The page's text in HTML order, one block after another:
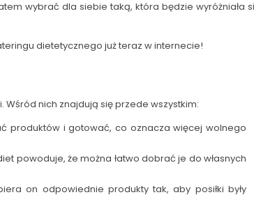
wybrać dla siebie taką, która będzie wyróżniała
dietetycznego już teraz w internecie!
nich znajdują się przede wszystkim:
produktów i gotować, co oznacza więcej wolnego
powoduje, że można łatwo dobrać je do własnych
on odpowiednie produkty tak, aby posiłki były